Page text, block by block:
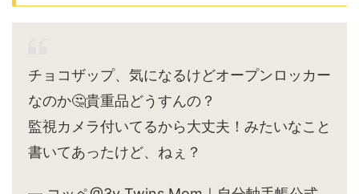
チョコザップ、気になるけどオープンロッカー
なのか🤔貴重品どうすんの？
監視カメラ付いてるから大丈夫！みたいなこと
書いてあったけど、ねぇ？